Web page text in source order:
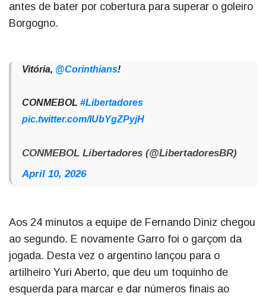
antes de bater por cobertura para superar o goleiro
Borgogno.
Vitória, @Corinthians!
CONMEBOL #Libertadores
pic.twitter.com/IUbYgZPyjH
CONMEBOL Libertadores (@LibertadoresBR)
April 10, 2026
Aos 24 minutos a equipe de Fernando Diniz chegou
ao segundo. E novamente Garro foi o garçom da
jogada. Desta vez o argentino lançou para o
artilheiro Yuri Aberto, que deu um toquinho de
esquerda para marcar e dar números finais ao